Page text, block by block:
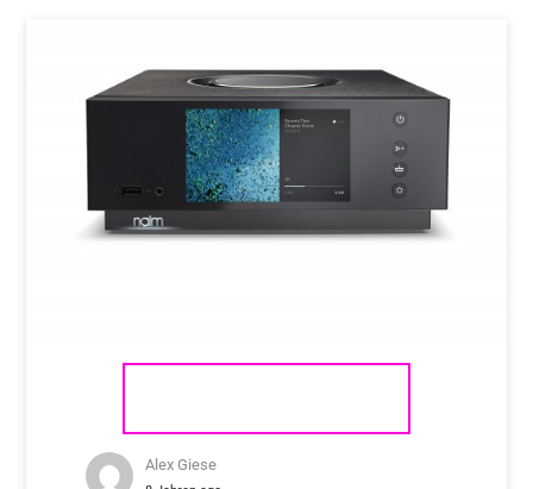
Alex Giese